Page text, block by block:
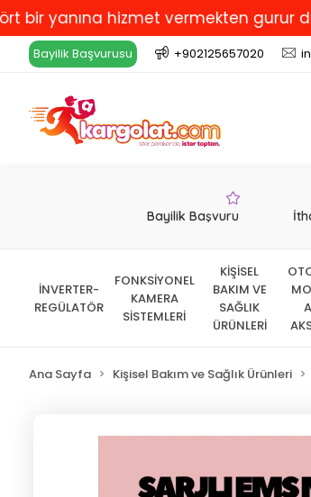
hizmet vermekten gurur
Bayilik Başvurusu +902125657020
Bayilik Başvuru
İNVERTER-
REGÜLATÖR
FONKSİYONEL
KAMERA
SİSTEMLERİ
KİŞİSEL
BAKIM VE
SAĞLIK
ÜRÜNLERİ
Ana Sayfa Kişisel Bakım ve Sağlık Ürünleri